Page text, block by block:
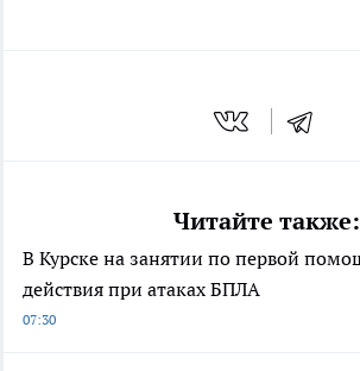
Читайте также:
В Курске на занятии по первой
действия при атаках БПЛА
07:30